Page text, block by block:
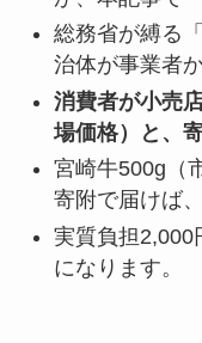
総務省が縛る
治体が事業者
消費者が小売
場価格）と、
宮崎牛500g（
寄附で届けば
実質負担2,000
になります。